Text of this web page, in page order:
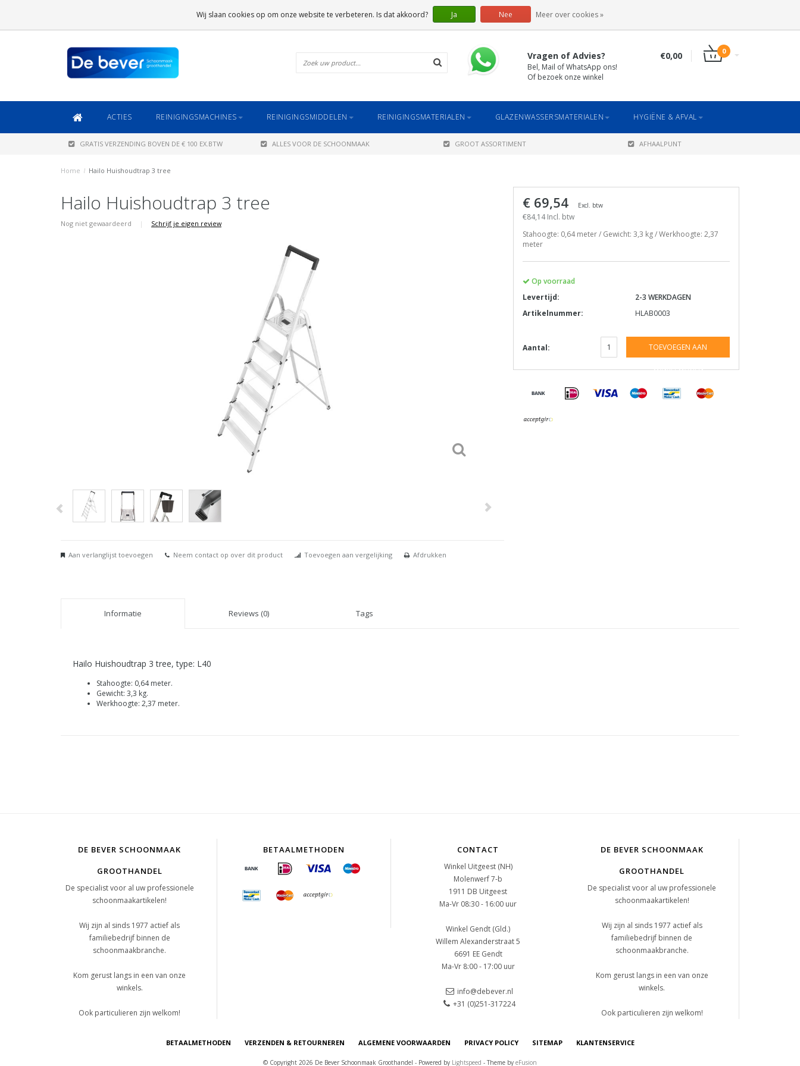
Vragen of Advies?
Bel, Mail of WhatsApp ons!
Of bezoek onze winkel
€0,00 0
ACTIES REINIGINGSMACHINES REINIGINGSMIDDELEN REINIGINGSMATERIALEN GLAZENWASSERSMATERIALEN HYGIËNE & AFVAL
GRATIS VERZENDING BOVEN DE € 100 EX.BTW ALLES VOOR DE SCHOONMAAK GROOT ASSORTIMENT AFHAALPUNT
Home / Hailo Huishoudtrap 3 tree
Hailo Huishoudtrap 3 tree
Nog niet gewaardeerd | Schrijf je eigen review
Aan verlanglijst toevoegen Neem contact op over dit product Toevoegen aan vergelijking Afdrukken
€ 69,54 Excl. btw
€84,14 Incl. btw
Stahoogte: 0,64 meter / Gewicht: 3,3 kg / Werkhoogte: 2,37
meter
Op voorraad
Levertijd:
2-3 WERKDAGEN
Artikelnummer:
HLAB0003
Aantal: TOEVOEGEN AAN
WINKELWAGEN
Informatie Reviews (0) Tags
Hailo Huishoudtrap 3 tree, type: L40
Stahoogte: 0,64 meter.
Gewicht: 3,3 kg.
Werkhoogte: 2,37 meter.
DE BEVER SCHOONMAAK
GROOTHANDEL
De specialist voor al uw professionele
schoonmaakartikelen!
Wij zijn al sinds 1977 actief als
familiebedrijf binnen de
schoonmaakbranche.
Kom gerust langs in een van onze
winkels.
Ook particulieren zijn welkom!
BETAALMETHODEN CONTACT
Winkel Uitgeest (NH)
Molenwerf 7-b
1911 DB Uitgeest
Ma-Vr 08:30 - 16:00 uur
Winkel Gendt (Gld.)
Willem Alexanderstraat 5
6691 EE Gendt
Ma-Vr 8:00 - 17:00 uur
info@debever.nl
+31 (0)251-317224
DE BEVER SCHOONMAAK
GROOTHANDEL
De specialist voor al uw professionele
schoonmaakartikelen!
Wij zijn al sinds 1977 actief als
familiebedrijf binnen de
schoonmaakbranche.
Kom gerust langs in een van onze
winkels.
Ook particulieren zijn welkom!
BETAALMETHODEN VERZENDEN & RETOURNEREN ALGEMENE VOORWAARDEN PRIVACY POLICY SITEMAP KLANTENSERVICE
© Copyright 2026 De Bever Schoonmaak Groothandel - Powered by Lightspeed - Theme by eFusion
Wij slaan cookies op om onze website te verbeteren. Is dat akkoord? Ja Nee Meer over cookies »